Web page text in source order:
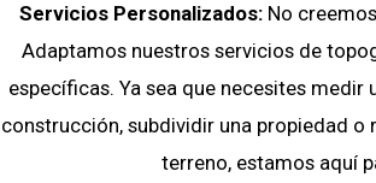
Servicios Personalizados: No
Adaptamos nuestros servicios de
específicas. Ya sea que necesites
construcción, subdividir una propiedad
terreno, estamos aquí